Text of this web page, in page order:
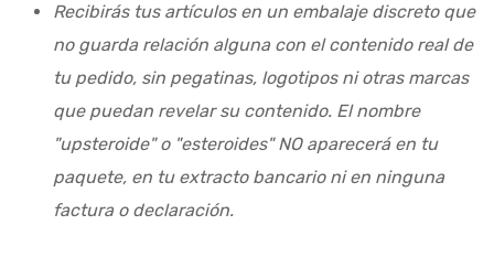
Recibirás tus artículos en un embalaje discreto que
no guarda relación alguna con el contenido real de
tu pedido, sin pegatinas, logotipos ni otras marcas
que puedan revelar su contenido. El nombre
"upsteroide" o "esteroides" NO aparecerá en tu
paquete, en tu extracto bancario ni en ninguna
factura o declaración.